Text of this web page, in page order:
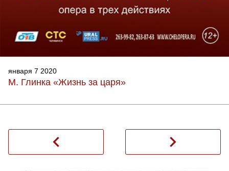
января 7 2020
М. Глинка «Жизнь за царя»
navigate_before navigate_next